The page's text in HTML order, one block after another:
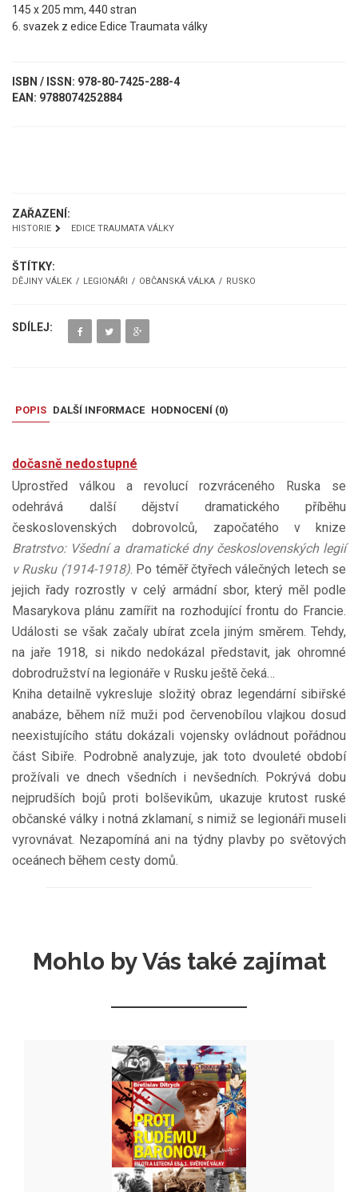
145 x 205 mm, 440 stran
6. svazek z edice Edice Traumata války
ISBN / ISSN: 978-80-7425-288-4
EAN: 9788074252884
ZAŘAZENÍ:
HISTORIE EDICE TRAUMATA VÁLKY
ŠTÍTKY:
DĚJINY VÁLEK LEGIONÁŘI OBČANSKÁ VÁLKA RUSKO
SDÍLEJ:
POPIS DALŠÍ INFORMACE HODNOCENÍ (0)
dočasně nedostupné
Uprostřed válkou a revolucí rozvráceného Ruska se
odehrává další dějství dramatického příběhu
československých dobrovolců, započatého v knize
Bratrstvo: Všední a dramatické dny československých legií
v Rusku (1914-1918). Po téměř čtyřech válečných letech se
jejich řady rozrostly v celý armádní sbor, který měl podle
Masarykova plánu zamířit na rozhodující frontu do Francie.
Události se však začaly ubírat zcela jiným směrem. Tehdy,
na jaře 1918, si nikdo nedokázal představit, jak ohromné
dobrodružství na legionáře v Rusku ještě čeká…
Kniha detailně vykresluje složitý obraz legendární sibiřské
anabáze, během níž muži pod červenobílou vlajkou dosud
neexistujícího státu dokázali vojensky ovládnout pořádnou
část Sibiře. Podrobně analyzuje, jak toto dvouleté období
prožívali ve dnech všedních i nevšedních. Pokrývá dobu
nejprudších bojů proti bolševikům, ukazuje krutost ruské
občanské války i notná zklamaní, s nimiž se legionáři museli
vyrovnávat. Nezapomíná ani na týdny plavby po světových
oceánech během cesty domů.
Mohlo by Vás také zajímat